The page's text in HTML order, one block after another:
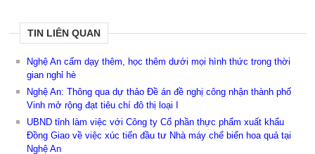
TIN LIÊN QUAN
Nghệ An cấm dạy thêm, học thêm dưới mọi hình thức trong thời
gian nghỉ hè
Nghệ An: Thông qua dự thảo Đề án đề nghị công nhận thành phố
Vinh mở rộng đạt tiêu chí đô thị loại I
UBND tỉnh làm việc với Công ty Cổ phần thực phẩm xuất khẩu
Đồng Giao về việc xúc tiến đầu tư Nhà máy chế biến hoa quả tại
Nghệ An